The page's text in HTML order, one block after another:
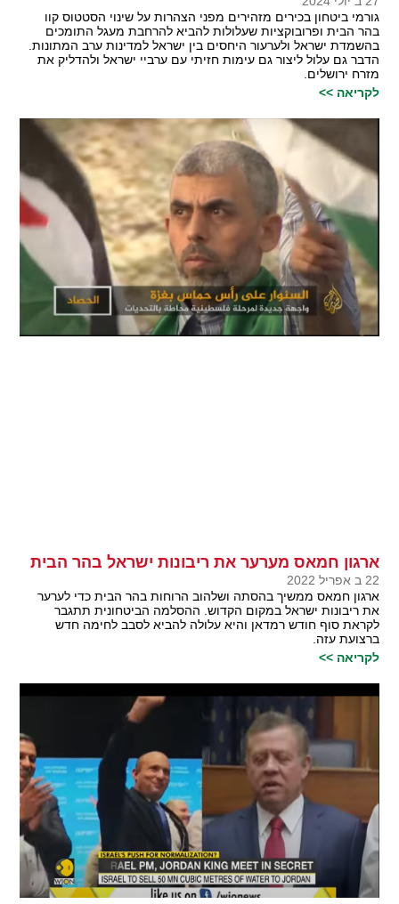
גורמי ביטחון בכירים מזהירים מפני הצהרות על שינוי הסטטוס קוו
בהר הבית ופרובוקציות שעלולות להביא להרחבת מעגל התומכים
בהשמדת ישראל ולערעור היחסים בין ישראל למדינות ערב המתונות.
הדבר גם עלול ליצור גם עימות חזיתי עם ערביי ישראל ולהדליק את
מזרח ירושלים.
לקריאה >>
ארגון חמאס מערער את ריבונות ישראל בהר הבית
22 ב אפריל 2022
ארגון חמאס ממשיך בהסתה ושלהוב הרוחות בהר הבית כדי לערער
את ריבונות ישראל במקום הקדוש. ההסלמה הביטחונית תתגבר
לקראת סוף חודש רמדאן והיא עלולה להביא לסבב לחימה חדש
ברצועת עזה.
לקריאה >>